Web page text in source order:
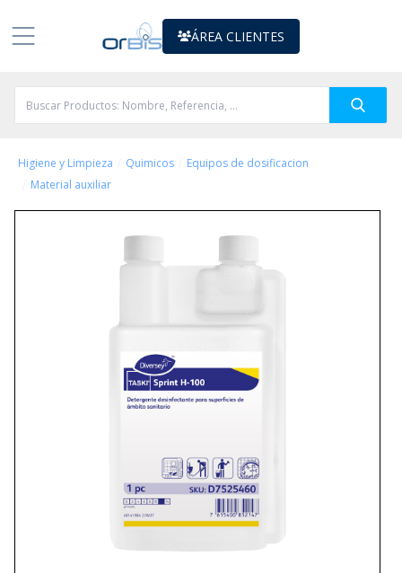
ÁREA CLIENTES
Higiene y Limpieza Quimicos Equipos de dosificacion
Material auxiliar